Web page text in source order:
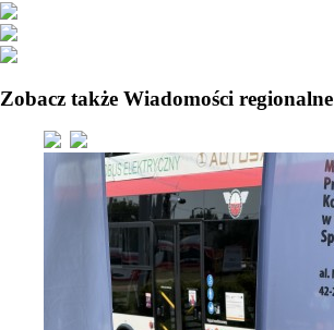
Zobacz także Wiadomości regionalne